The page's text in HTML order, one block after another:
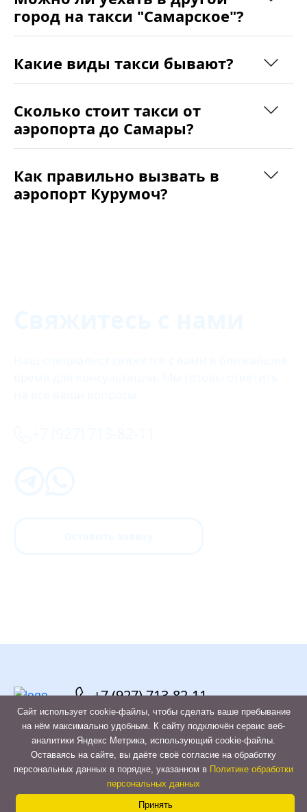
город на такси "Самарское"?
Какие виды такси бывают?
Сколько стоит такси от
аэропорта до Самары?
Как правильно вызвать в
аэропорт Курумоч?
+7 (927) 713-82-11
Политика конфиденциальности
Принять
Сайт использует cookie-файлы, чтобы сделать ваше пребывание
на нём максимально удобным. К cайту подключён сервис веб-
аналитики Яндекс Метрика, использующий cookie-файлы.
Оставаясь на сайте, вы даёте своё согласие на обработку
персональных данных в порядке, указанном в Политике обработки
персональных данных
Contact